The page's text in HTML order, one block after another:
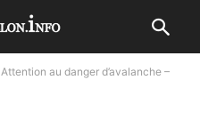
Attention au danger d’avalanche –